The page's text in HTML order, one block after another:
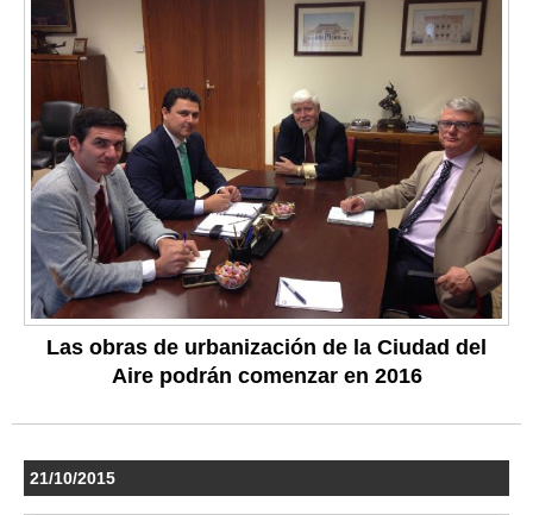
Las obras de urbanización de la Ciudad del
Aire podrán comenzar en 2016
21/10/2015